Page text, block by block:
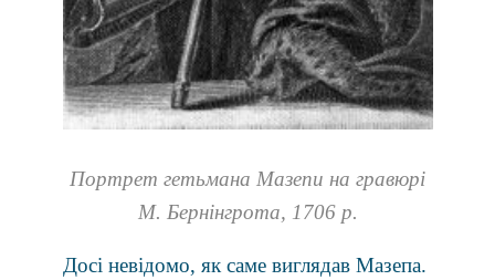
Портрет гетьмана Мазепи на гравюрі
М. Бернінгрота, 1706 р.
Досі невідомо, як саме виглядав Мазепа.